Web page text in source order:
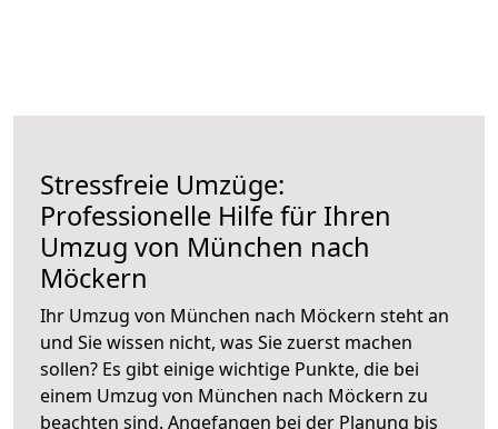
Stressfreie Umzüge:
Professionelle Hilfe für Ihren
Umzug von München nach
Möckern
Ihr Umzug von München nach Möckern steht an
und Sie wissen nicht, was Sie zuerst machen
sollen? Es gibt einige wichtige Punkte, die bei
einem Umzug von München nach Möckern zu
beachten sind. Angefangen bei der Planung bis